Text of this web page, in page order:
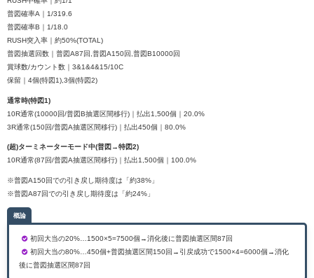
普図確率A｜1/319.6
普図確率B｜1/18.0
RUSH突入率｜約50%(TOTAL)
普図抽選回数｜普図A87回,普図A150回,普図B10000回
賞球数/カウント数｜3&1&4&15/10C
保留｜4個(特図1),3個(特図2)
通常時(特図1)
10R通常(10000回/普図B抽選区間移行)｜払出1,500個｜20.0%
3R通常(150回/普図A抽選区間移行)｜払出450個｜80.0%
(超)ターミネーターモード中(普図→特図2)
10R通常(87回/普図A抽選区間移行)｜払出1,500個｜100.0%
※普図A150回での引き戻し期待度は「約38%」
※普図A87回での引き戻し期待度は「約24%」
概論
初回大当の20%…1500×5=7500個→消化後に普図抽選区間87回
初回大当の80%…450個+普図抽選区間150回→引戻成功で1500×4=6000個→消化
後に普図抽選区間87回